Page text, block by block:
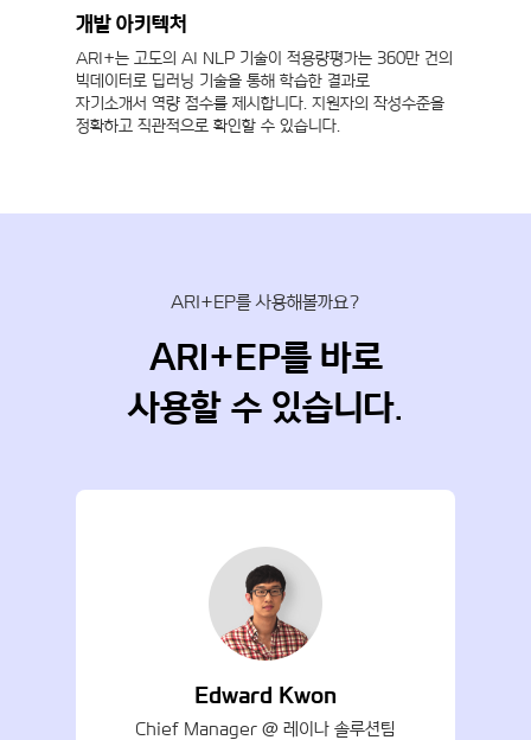
개발 아키텍처
ARI+는 고도의 AI NLP 기술이 적용량평가는 360만 건의
빅데이터로 딥러닝 기술을 통해 학습한 결과로
자기소개서 역량 점수를 제시합니다. 지원자의 작성수준을
정확하고 직관적으로 확인할 수 있습니다.
ARI+EP를 사용해볼까요?
ARI+EP를 바로
사용할 수 있습니다.
Edward Kwon
Chief Manager @ 레이나 솔루션팀